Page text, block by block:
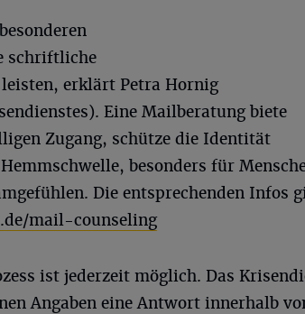
schriftliche
erklärt Petra Hornig
Eine Mailberatung biete
Zugang, schütze die Identität
besonders für
Die entsprechenden Infos
mail-counseling
ist jederzeit möglich. Das
Angaben eine Antwort innerhalb